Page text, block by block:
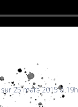
sur 25 mars 2015 à